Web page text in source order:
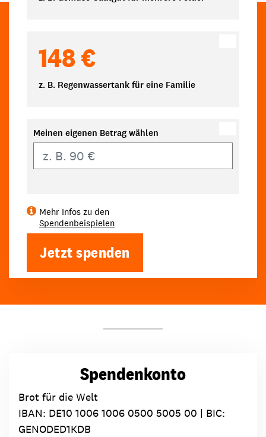
148 €
z. B. Regenwassertank für eine Familie
Meinen eigenen Betrag wählen
Mehr Infos zu den
Spendenbeispielen
Jetzt spenden
Spendenkonto
Brot für die Welt
IBAN: DE10 1006 1006 0500 5005 00 | BIC:
GENODED1KDB